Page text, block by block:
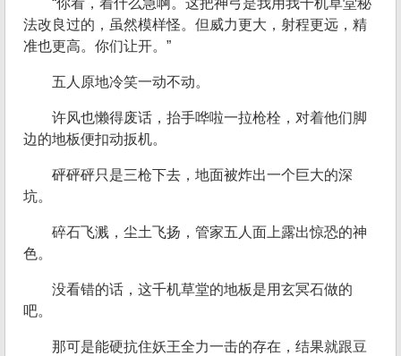
“你看，着什么急啊。这把神弓是我用我千机草堂秘
法改良过的，虽然模样怪。但威力更大，射程更远，精
准也更高。你们让开。”
五人原地冷笑一动不动。
许风也懒得废话，抬手哗啦一拉枪栓，对着他们脚
边的地板便扣动扳机。
砰砰砰只是三枪下去，地面被炸出一个巨大的深
坑。
碎石飞溅，尘土飞扬，管家五人面上露出惊恐的神
色。
没看错的话，这千机草堂的地板是用玄冥石做的
吧。
那可是能硬抗住妖王全力一击的存在，结果就跟豆